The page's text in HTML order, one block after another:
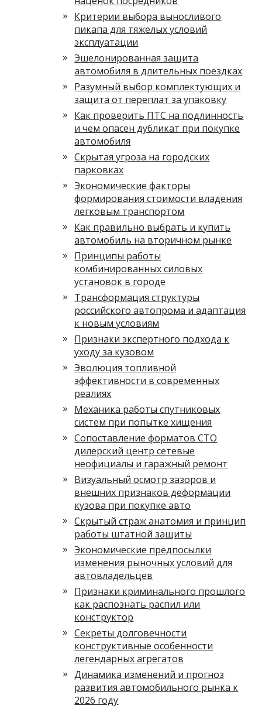
Критерии выбора выносливого
пикапа для тяжелых условий
эксплуатации
Эшелонированная защита
автомобиля в длительных поездках
Разумный выбор комплектующих и
защита от переплат за упаковку
Как проверить ПТС на подлинность
и чем опасен дубликат при покупке
автомобиля
Скрытая угроза на городских
парковках
Экономические факторы
формирования стоимости владения
легковым транспортом
Как правильно выбрать и купить
автомобиль на вторичном рынке
Принципы работы
комбинированных силовых
установок в городе
Трансформация структуры
российского автопрома и адаптация
к новым условиям
Признаки экспертного подхода к
уходу за кузовом
Эволюция топливной
эффективности в современных
реалиях
Механика работы спутниковых
систем при попытке хищения
Сопоставление форматов СТО
дилерский центр сетевые
неофициалы и гаражный ремонт
Визуальный осмотр зазоров и
внешних признаков деформации
кузова при покупке авто
Скрытый страж анатомия и принцип
работы штатной защиты
Экономические предпосылки
изменения рыночных условий для
автовладельцев
Признаки криминального прошлого
как распознать распил или
конструктор
Секреты долговечности
конструктивные особенности
легендарных агрегатов
Динамика изменений и прогноз
развития автомобильного рынка к
2026 году